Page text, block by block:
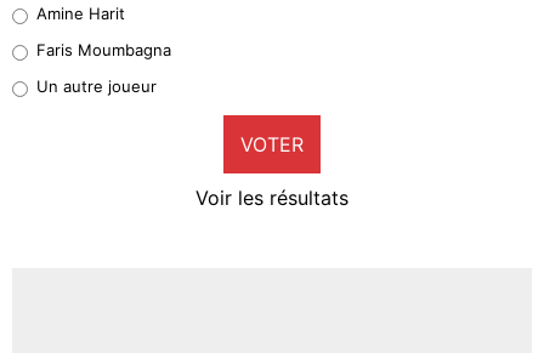
1%
9%
Amine Harit
Faris Moumbagna
Un autre joueur
VOTER
Voir les résultats